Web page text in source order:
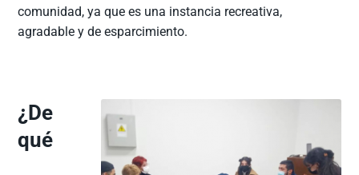
comunidad, ya que es una instancia recreativa,
agradable y de esparcimiento.
¿De
qué